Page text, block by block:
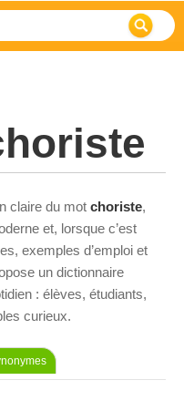
claire du mot choriste,
et, lorsque c’est
exemples d’emploi et
un dictionnaire
: élèves, étudiants,
curieux.